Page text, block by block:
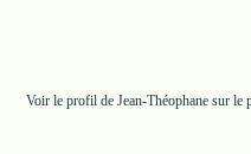
Voir le profil de Jean-Théophane sur le